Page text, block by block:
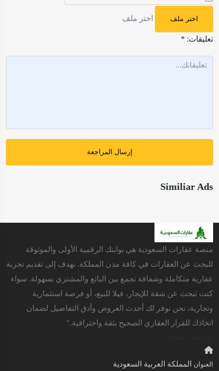
اختر ملف اختر ملف
تعليقات: *
إرسال المراجعة
Similiar Ads
منصة عقارات السعودية هي بوابتك الرقمية الأولى والموثوقة
للبحث عن العقارات في كافة مدن المملكة. نهدف إلى تقديم تجربة
عقارية متكاملة وشفافة تجمع بين البائع والمشتري بسهولة. سواء
كنت تبحث عن شقة للإيجار، فيلا للبيع، أو فرصة استثمارية
وتجارية، نحن نوفر لك أحدث العروض وأدق التفاصيل لضمان
اتخاذك للقرار العقاري الصحيح بثقة واحترافية."
العنوان المملكة العربية السعودية